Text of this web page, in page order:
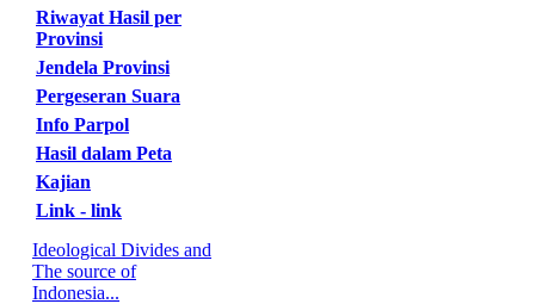
Riwayat Hasil per
Provinsi
Jendela Provinsi
Pergeseran Suara
Info Parpol
Hasil dalam Peta
Kajian
Link - link
Ideological Divides and
The source of
Indonesia...